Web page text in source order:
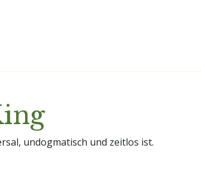
undogmatisch und zeitlos ist.